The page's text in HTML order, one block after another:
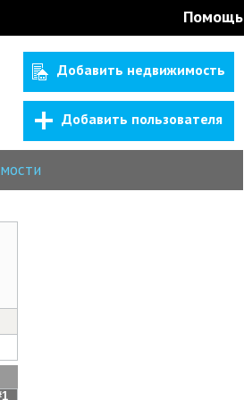
Помощь
Добавить недвижимость
Добавить пользователя